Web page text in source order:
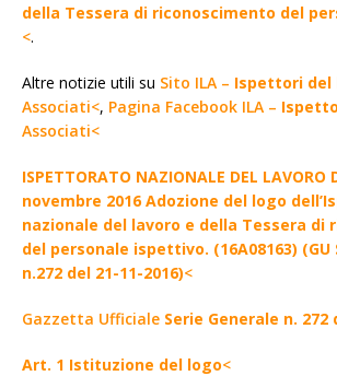
della Tessera di riconoscimento del
<.
Altre notizie utili su Sito ILA – Ispettori del
Associati<, Pagina Facebook ILA –
Associati<
ISPETTORATO NAZIONALE DEL LAVORO
novembre 2016 Adozione del logo
nazionale del lavoro e della Tessera di
del personale ispettivo. (16A08163) (GU
n.272 del 21-11-2016)<
Gazzetta Ufficiale Serie Generale n. 272
Art. 1 Istituzione del logo<